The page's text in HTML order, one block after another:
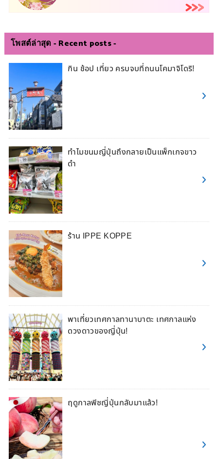
โพสต์ล่าสุด - Recent posts -
กิน ช้อป เที่ยว ครบจบที่ถนนโคมาจิโดริ!
ทำไมขนมญี่ปุ่นถึงกลายเป็นแพ็กเกจขาว
ดำ
ร้าน IPPE KOPPE
พาเที่ยวเทศกาลทานาบาตะ เทศกาลแห่ง
ดวงดาวของญี่ปุ่น!
ฤดูกาลพีชญี่ปุ่นกลับมาแล้ว!